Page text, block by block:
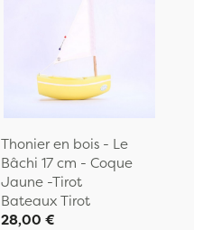
Thonier en bois - Le
Bâchi 17 cm - Coque
Jaune -Tirot
Bateaux Tirot
28,00 €